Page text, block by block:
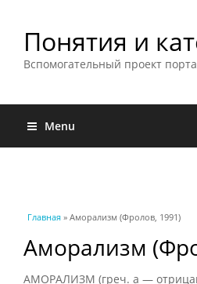
Понятия и
Вспомогательный проект
Menu
Вы здесь
Главная » Аморализм (Фролов, 1991)
Аморализм
АМОРАЛИЗМ (греч. а —